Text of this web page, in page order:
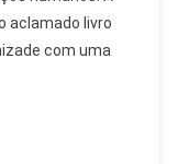
aclamado livro
com uma